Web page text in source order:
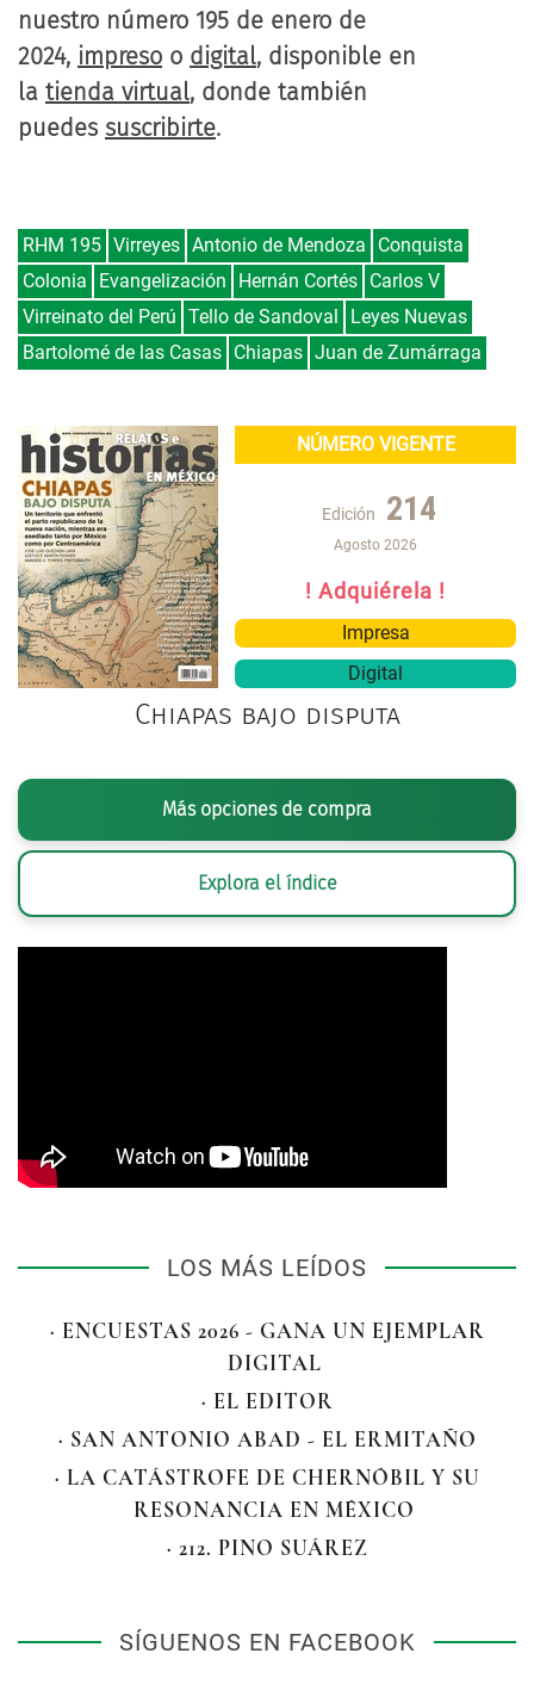
nuestro número 195 de enero de
2024, impreso o digital, disponible en
la tienda virtual, donde también
puedes suscribirte.
RHM 195 Virreyes Antonio de Mendoza
Conquista
Colonia
Evangelización Hernán Cortés Carlos V
Virreinato del Perú Tello de Sandoval
Leyes Nuevas
Bartolomé de las Casas Chiapas Juan de Zumárraga
NÚMERO VIGENTE
Edición 214
Agosto 2026
! Adquiérela !
Impresa
Digital
Chiapas bajo disputa
Más opciones de compra
Explora el índice
LOS MÁS LEÍDOS
· ENCUESTAS 2026 - GANA UN EJEMPLAR
DIGITAL
· EL EDITOR
· SAN ANTONIO ABAD - EL ERMITAÑO
· LA CATÁSTROFE DE CHERNÓBIL Y SU
RESONANCIA EN MÉXICO
· 212. PINO SUÁREZ
SÍGUENOS EN FACEBOOK